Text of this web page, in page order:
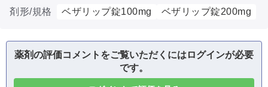
剤形/規格
ベザリップ錠100mg ベザリップ錠200mg
薬剤の評価コメントをご覧いただくにはログインが必要
です。